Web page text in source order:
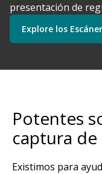
presentación de
Explore los
Empiece
Explore los
Potentes
captura
Existimos para